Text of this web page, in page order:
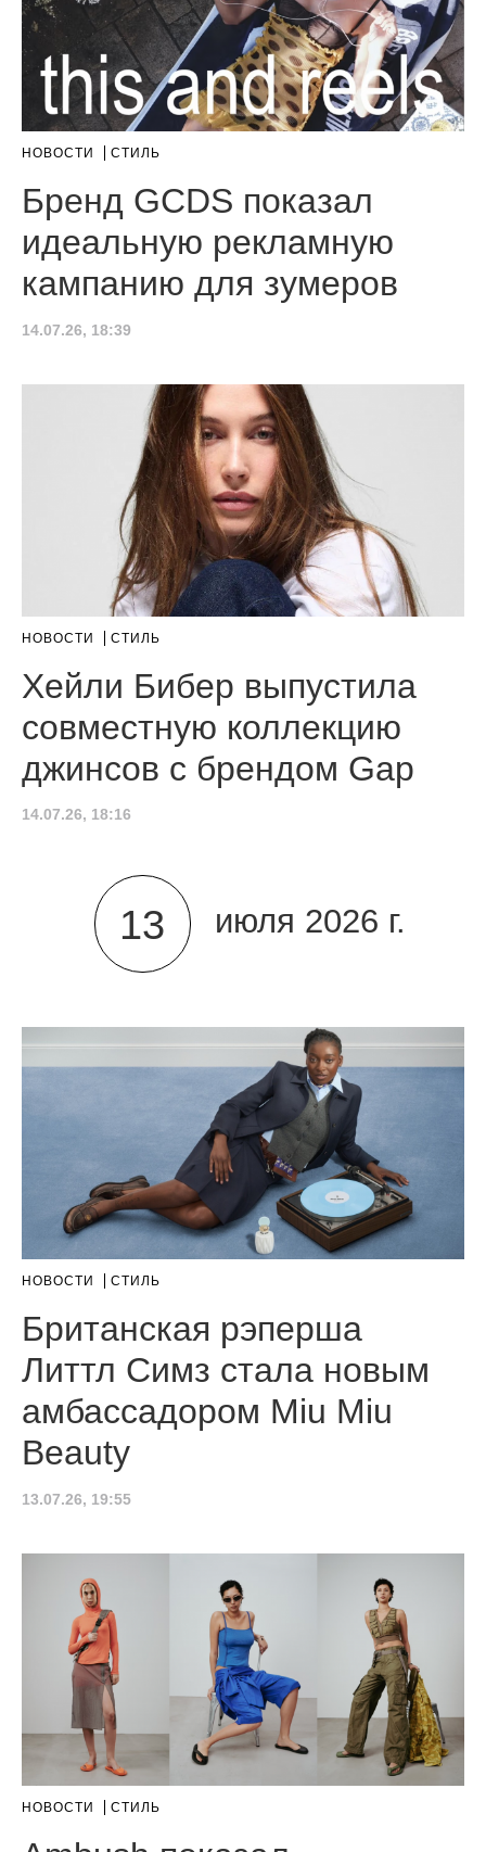
НОВОСТИ СТИЛЬ
Бренд GCDS показал
идеальную рекламную
кампанию для зумеров
14.07.26, 18:39
НОВОСТИ СТИЛЬ
Хейли Бибер выпустила
совместную коллекцию
джинсов с брендом Gap
14.07.26, 18:16
13 июля 2026 г.
НОВОСТИ СТИЛЬ
Британская рэперша
Литтл Симз стала новым
амбассадором Miu Miu
Beauty
13.07.26, 19:55
НОВОСТИ СТИЛЬ